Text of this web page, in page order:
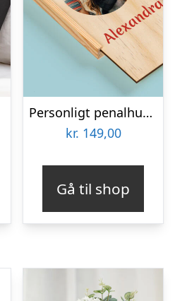
Personligt penalhus med foto & tekst
kr. 149,00
Gå til shop